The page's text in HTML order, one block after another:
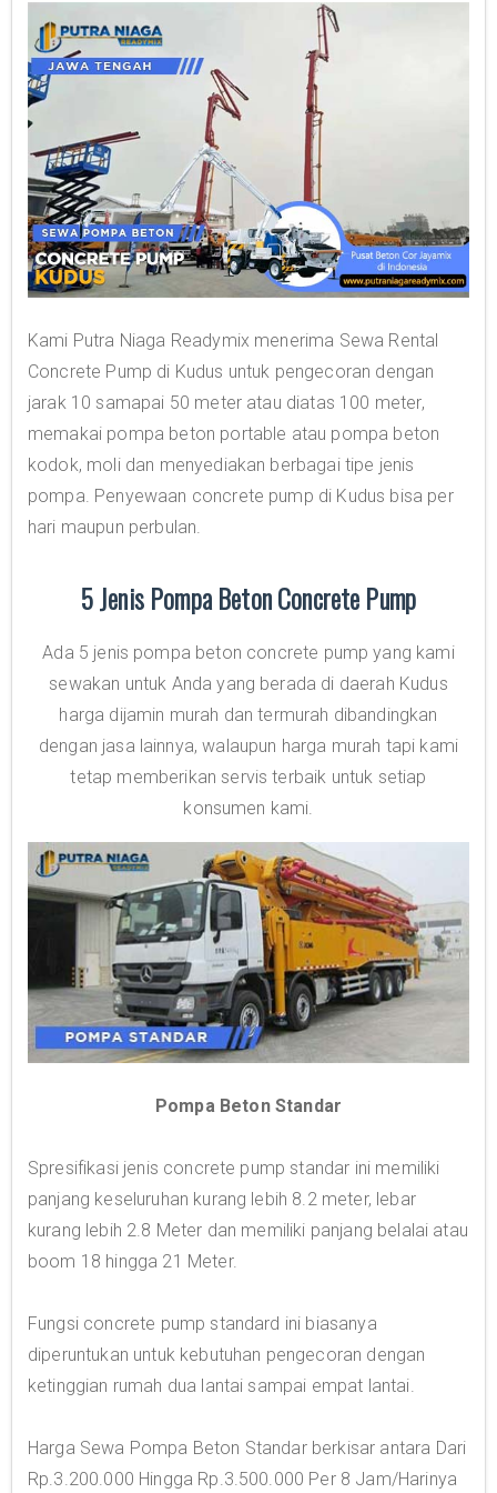
Kami Putra Niaga Readymix menerima Sewa Rental
Concrete Pump di Kudus untuk pengecoran dengan
jarak 10 samapai 50 meter atau diatas 100 meter,
memakai pompa beton portable atau pompa beton
kodok, moli dan menyediakan berbagai tipe jenis
pompa. Penyewaan concrete pump di Kudus bisa per
hari maupun perbulan.
5 Jenis Pompa Beton Concrete Pump
Ada 5 jenis pompa beton concrete pump yang kami
sewakan untuk Anda yang berada di daerah Kudus
harga dijamin murah dan termurah dibandingkan
dengan jasa lainnya, walaupun harga murah tapi kami
tetap memberikan servis terbaik untuk setiap
konsumen kami.
Pompa Beton Standar
Spresifikasi jenis concrete pump standar ini memiliki
panjang keseluruhan kurang lebih 8.2 meter, lebar
kurang lebih 2.8 Meter dan memiliki panjang belalai atau
boom 18 hingga 21 Meter.
Fungsi concrete pump standard ini biasanya
diperuntukan untuk kebutuhan pengecoran dengan
ketinggian rumah dua lantai sampai empat lantai.
Harga Sewa Pompa Beton Standar berkisar antara Dari
Rp.3.200.000 Hingga Rp.3.500.000 Per 8 Jam/Harinya